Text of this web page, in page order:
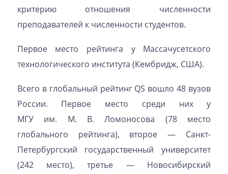
критерию отношения численности
преподавателей к численности студентов.
Первое место рейтинга у Массачусетского
технологического института (Кембридж, США).
Всего в глобальный рейтинг QS вошло 48 вузов
России. Первое место среди них у
МГУ им. М. В. Ломоносова (78 место
глобального рейтинга), второе — Санкт-
Петербургский государственный университет
(242 место), третье — Новосибирский